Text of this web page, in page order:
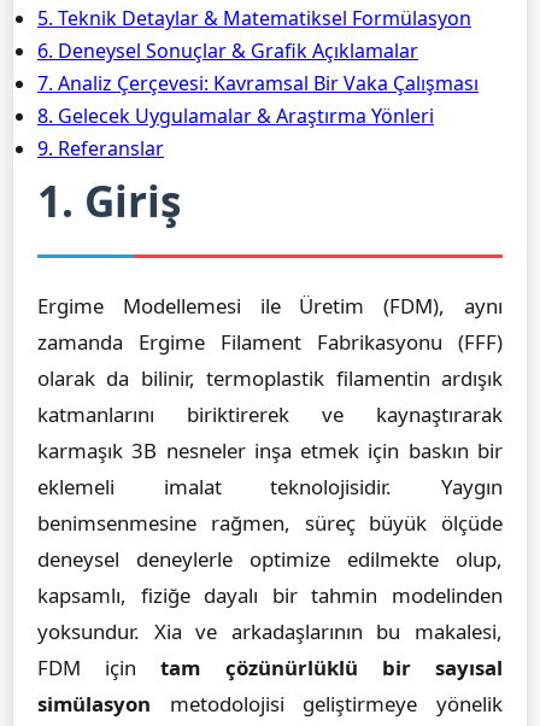
5. Teknik Detaylar & Matematiksel Formülasyon
6. Deneysel Sonuçlar & Grafik Açıklamalar
7. Analiz Çerçevesi: Kavramsal Bir Vaka Çalışması
8. Gelecek Uygulamalar & Araştırma Yönleri
9. Referanslar
1. Giriş
Ergime Modellemesi ile Üretim (FDM), aynı
zamanda Ergime Filament Fabrikasyonu (FFF)
olarak da bilinir, termoplastik filamentin ardışık
katmanlarını biriktirerek ve kaynaştırarak
karmaşık 3B nesneler inşa etmek için baskın bir
eklemeli imalat teknolojisidir. Yaygın
benimsenmesine rağmen, süreç büyük ölçüde
deneysel deneylerle optimize edilmekte olup,
kapsamlı, fiziğe dayalı bir tahmin modelinden
yoksundur. Xia ve arkadaşlarının bu makalesi,
FDM içintam çözünürlüklü bir sayısal
simülasyon metodolojisi geliştirmeye yönelik